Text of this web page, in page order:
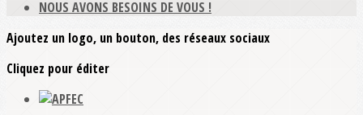
NOUS AVONS BESOINS DE VOUS !
Ajoutez un logo, un bouton, des réseaux sociaux
Cliquez pour éditer